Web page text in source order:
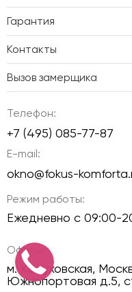
Гарантия
Контакты
Вызов замерщика
Телефон:
+7 (495) 085-77-87
E-mail:
okno@fokus-
Режим работы:
Ежедневно с 09:00-
Офисы:
м. Кожуховская,
Южнопортовая д.5,